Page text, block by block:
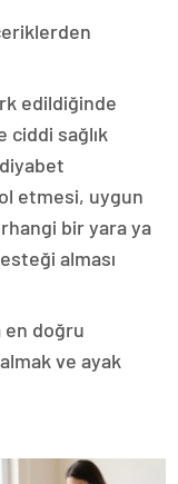
edildiğinde
sağlık
etmesi, uygun
bir yara ya
alması
en doğru
ve ayak